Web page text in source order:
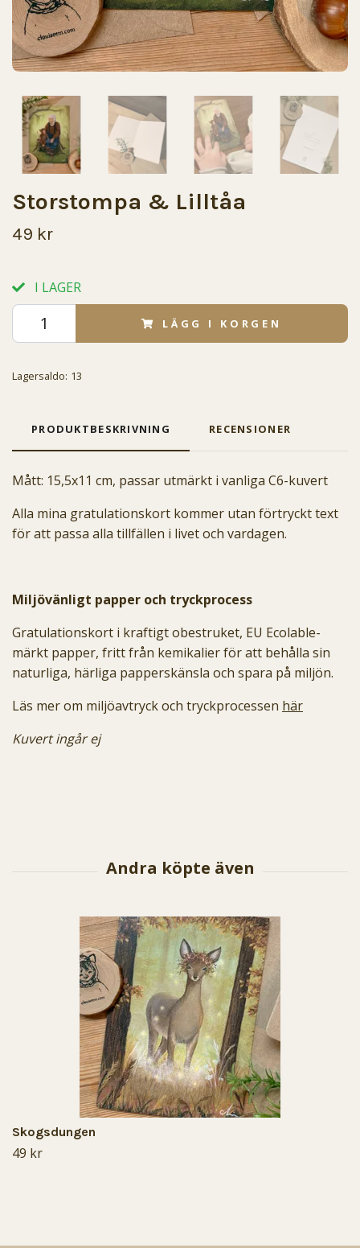
Storstompa & Lilltåa
49 kr
I LAGER
LÄGG I KORGEN
Lagersaldo: 13
PRODUKTBESKRIVNING RECENSIONER
Mått: 15,5x11 cm, passar utmärkt i vanliga C6-kuvert
Alla mina gratulationskort kommer utan förtryckt text
för att passa alla tillfällen i livet och vardagen.
Miljövänligt papper och tryckprocess
Gratulationskort i kraftigt obestruket, EU Ecolable-
märkt papper, fritt från kemikalier för att behålla sin
naturliga, härliga papperskänsla och spara på miljön.
Läs mer om miljöavtryck och tryckprocessen här
Kuvert ingår ej
Skogsdungen
49 kr